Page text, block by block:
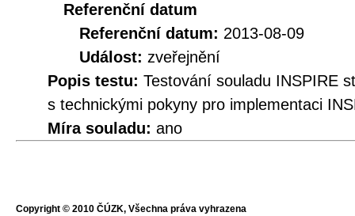
Referenční datum
Referenční datum: 2013-08-09
Událost: zveřejnění
Popis testu: Testování souladu INSPIRE
s technickými pokyny pro implementaci
Míra souladu: ano
Copyright © 2010 ČÚZK, Všechna práva vyhrazena